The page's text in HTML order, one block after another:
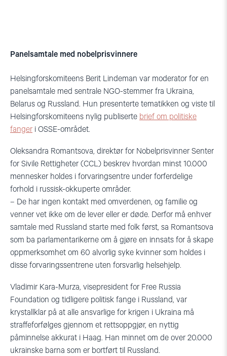
Panelsamtale med nobelprisvinnere
Helsingforskomiteens Berit Lindeman var moderator for en
panelsamtale med sentrale NGO-stemmer fra Ukraina,
Belarus og Russland. Hun presenterte tematikken og viste til
Helsingforskomiteens nylig publiserte brief om politiske
fanger i OSSE-området.
Oleksandra Romantsova, direktør for Nobelprisvinner Senter
for Sivile Rettigheter (CCL) beskrev hvordan minst 10.000
mennesker holdes i forvaringsentre under forferdelige
forhold i russisk-okkuperte områder.
– De har ingen kontakt med omverdenen, og familie og
venner vet ikke om de lever eller er døde. Derfor må enhver
samtale med Russland starte med folk først, sa Romantsova
som ba parlamentarikerne om å gjøre en innsats for å skape
oppmerksomhet om 60 alvorlig syke kvinner som holdes i
disse forvaringssentrene uten forsvarlig helsehjelp.
Vladimir Kara-Murza, visepresident for Free Russia
Foundation og tidligere politisk fange i Russland, var
krystallklar på at alle ansvarlige for krigen i Ukraina må
straffeforfølges gjennom et rettsoppgjør, en nyttig
påminnelse akkurat i Haag. Han minnet om de over 20.000
ukrainske barna som er bortført til Russland.